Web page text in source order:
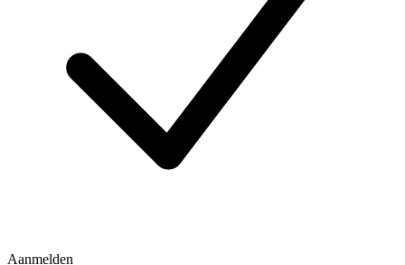
Aanmelden